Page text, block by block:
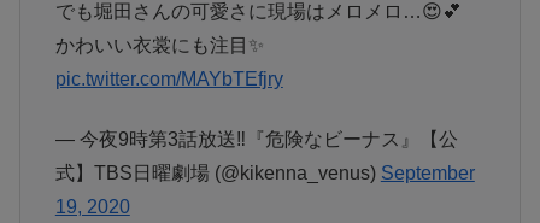
でも堀田さんの可愛さに現場はメロメロ…😍💕
かわいい衣裳にも注目✨
pic.twitter.com/MAYbTEfjry
— 今夜9時第3話放送‼️『危険なビーナス』【公
式】TBS日曜劇場 (@kikenna_venus) September
19, 2020